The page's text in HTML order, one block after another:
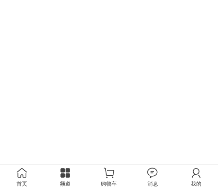
首页 频道 购物车 消息 我的